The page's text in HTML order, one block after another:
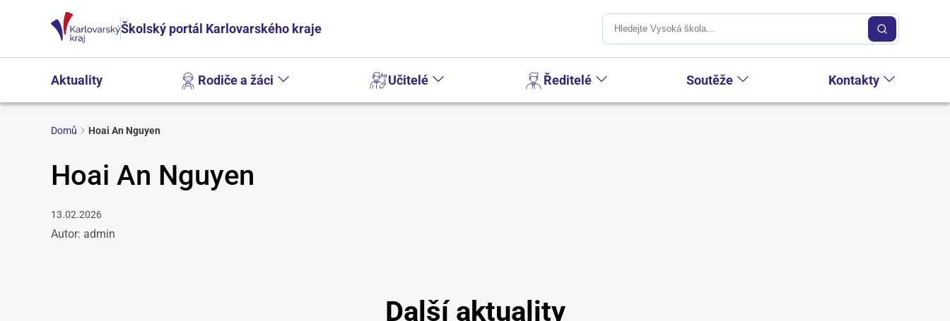
Školský portál Karlovarského kraje
Aktuality Rodiče a žáci Učitelé Ředitelé Soutěže Kontakty
Domů Hoai An Nguyen
Hoai An Nguyen
13.02.2026
Autor: admin
Další aktuality